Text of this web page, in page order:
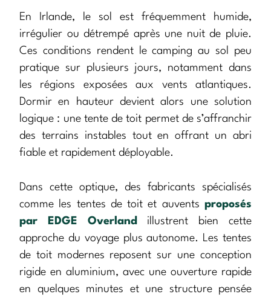
En Irlande, le sol est fréquemment humide,
irrégulier ou détrempé après une nuit de pluie.
Ces conditions rendent le camping au sol peu
pratique sur plusieurs jours, notamment dans
les régions exposées aux vents atlantiques.
Dormir en hauteur devient alors une solution
logique : une tente de toit permet de s’affranchir
des terrains instables tout en offrant un abri
fiable et rapidement déployable.
Dans cette optique, des fabricants spécialisés
comme les tentes de toit et auvents proposés
par EDGE Overland
illustrent bien cette
approche du voyage plus autonome. Les tentes
de toit modernes reposent sur une conception
rigide en aluminium, avec une ouverture rapide
en quelques minutes et une structure pensée